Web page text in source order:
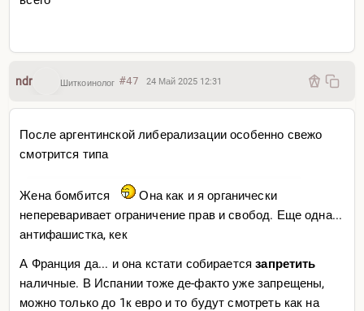
ndr Шиткоинолог #47 24 Май 2025 12:31
После аргентинской либерализации особенно свежо
смотрится типа
Жена бомбится
Она как и я органически
непереваривает ограничение прав и свобод. Еще одна...
антифашистка, кек
А Франция да... и она кстати собираетсязапретить
наличные. В Испании тоже де-факто уже запрещены,
можно только до 1к евро и то будут смотреть как на